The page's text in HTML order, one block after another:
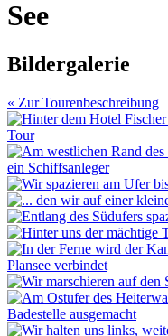
See
Bildergalerie
« Zur Tourenbeschreibung